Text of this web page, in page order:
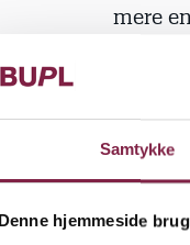
Samtykke
Denne hjemmeside
mere
vejen.